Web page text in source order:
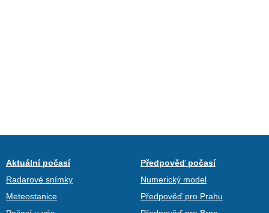
Aktuální počasí
Radarové snímky
Meteostanice
Předpověď počasí
Numerický model
Předpověď pro Prahu